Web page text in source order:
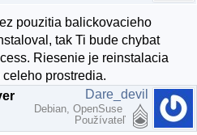
pouzitia balickovacieho
tak Ti bude chybat
Riesenie je reinstalacia
prostredia.
Dare_devil
Debian, OpenSuse
Používateľ